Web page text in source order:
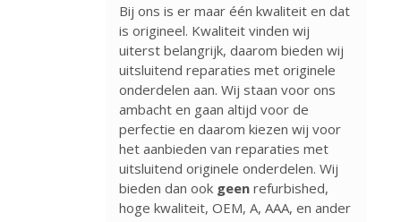
Bij ons is er maar één kwaliteit en dat
is origineel. Kwaliteit vinden wij
uiterst belangrijk, daarom bieden wij
uitsluitend reparaties met originele
onderdelen aan. Wij staan voor ons
ambacht en gaan altijd voor de
perfectie en daarom kiezen wij voor
het aanbieden van reparaties met
uitsluitend originele onderdelen. Wij
bieden dan ook geen refurbished,
hoge kwaliteit, OEM, A, AAA, en ander